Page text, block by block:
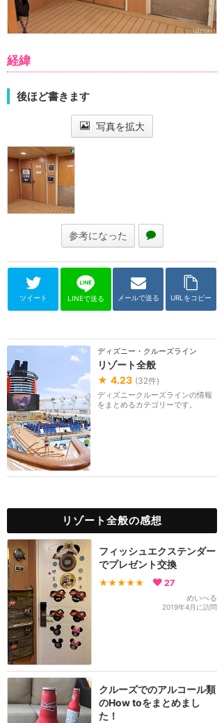
経緯
後ほど書きます
写真を拡大
参考になった
ツイート LINEで送る メールで送る URLをコピー
ディズニー・クルーズライン
リゾート全般
★ 4.23 (32件)
ディズニークルーズラインの情報
をまとめるカテゴリーです。
リゾート全般の感想
フィッシュエクステンダー
でプレゼント交換
★★★★★ 27
めいべる
2019年4月に訪問
クルーズでのアルコール類
のHow toをまとめまし
た！